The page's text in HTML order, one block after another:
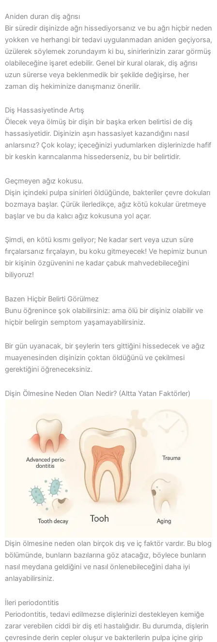
Aniden duran diş ağrısı
Bir süredir dişinizde ağrı hissediyorsanız ve bu ağrı hiçbir neden
yokken ve herhangi bir tedavi uygulanmadan aniden geçiyorsa,
üzülerek söylemek zorundayım ki bu, sinirlerinizin zarar görmüş
olabileceğine işaret edebilir. Genel bir kural olarak, diş ağrısı
uzun sürerse veya beklenmedik bir şekilde değişirse, her
zaman diş hekiminize danışmanız önerilir.
Diş Hassasiyetinde Artış
Ölecek veya ölmüş bir dişin bir başka erken belirtisi de diş
hassasiyetidir. Dişinizin aşırı hassasiyet kazandığını nasıl
anlarsınız? Çok kolay; içeceğinizi yudumlarken dişlerinizde hafif
bir keskin karıncalanma hissederseniz, bu bir belirtidir.
Geçmeyen ağız kokusu.
Dişin içindeki pulpa sinirleri öldüğünde, bakteriler çevre dokuları
bozmaya başlar. Çürük ilerledikçe, ağız kötü kokular üretmeye
başlar ve bu da kalıcı ağız kokusuna yol açar.
Şimdi, en kötü kısmı geliyor; Ne kadar sert veya uzun süre
fırçalarsanız fırçalayın, bu koku gitmeyecek! Ve hepimiz bunun
bir kişinin özgüvenini ne kadar çabuk mahvedebileceğini
biliyoruz!
Bazen Hiçbir Belirti Görülmez
Bunu öğrenince şok olabilirsiniz: ama ölü bir dişiniz olabilir ve
hiçbir belirgin semptom yaşamayabilirsiniz.
Bir gün uyanacak, bir şeylerin ters gittiğini hissedecek ve ağız
muayenesinden dişinizin çoktan öldüğünü ve çekilmesi
gerektiğini öğreneceksiniz.
Dişin Ölmesine Neden Olan Nedir? (Altta Yatan Faktörler)
Dişin ölmesine neden olan birçok dış ve iç faktör vardır. Bu blog
bölümünde, bunların bazılarına göz atacağız, böylece bunların
nasıl meydana geldiğini ve nasıl önlenebileceğini daha iyi
anlayabilirsiniz.
İleri periodontitis
Periodontitis, tedavi edilmezse dişlerinizi destekleyen kemiğe
zarar verebilen ciddi bir diş eti hastalığıdır. Bu durumda, dişlerin
çevresinde derin cepler oluşur ve bakterilerin pulpa içine girip